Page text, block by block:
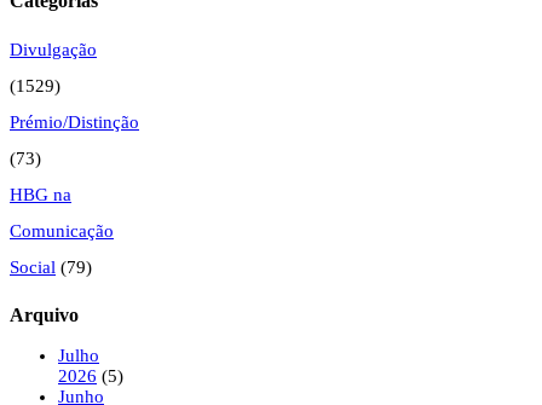
Divulgação
(1529)
Prémio/Distinção
(73)
HBG na
Comunicação
Social (79)
Arquivo
Julho
2026 (5)
Junho